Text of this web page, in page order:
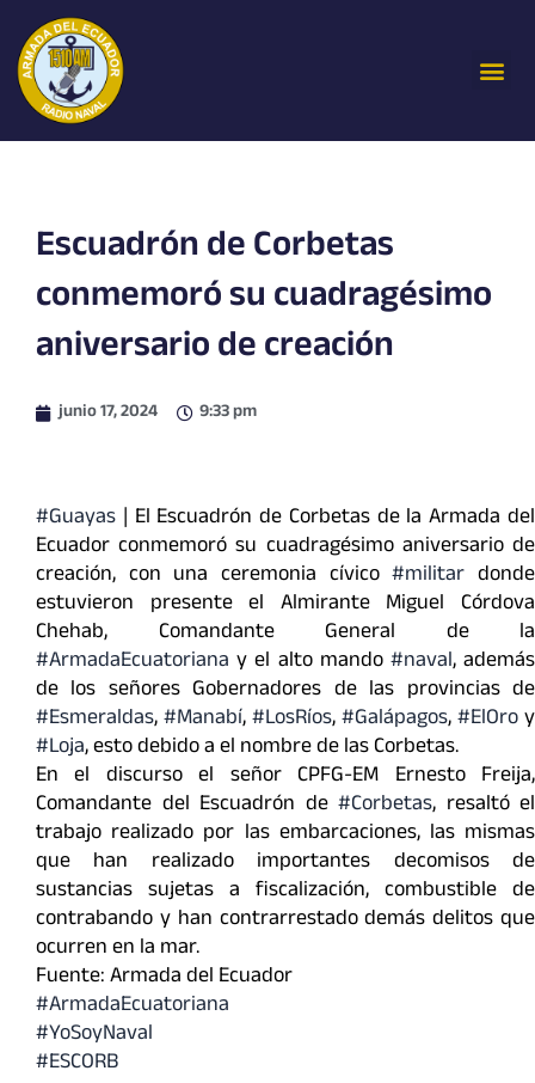
contenido
Escuadrón de Corbetas
conmemoró su cuadragésimo
aniversario de creación
junio 17, 2024 9:33 pm
#Guayas | El Escuadrón de Corbetas de laArmada del
Ecuador conmemoró su cuadragésimo aniversario de
creación, con una ceremonia cívico#militar donde
estuvieron presente el Almirante Miguel Córdova
Chehab, Comandante General de la
#ArmadaEcuatoriana y el alto mando #naval, además
de los señores Gobernadores de las provincias de
#Esmeraldas,#Manabí,#LosRíos,#Galápagos,#ElOroy
#Loja, esto debido a el nombre de las Corbetas.
En el discurso el señor CPFG-EM Ernesto Freija,
Comandante del Escuadrón de #Corbetas, resaltó el
trabajo realizado por las embarcaciones, las mismas
que han realizado importantes decomisos de
sustancias sujetas a fiscalización, combustible de
contrabando y han contrarrestado demás delitos que
ocurren en la mar.
Fuente: Armada del Ecuador
#ArmadaEcuatoriana
#YoSoyNaval
#ESCORB